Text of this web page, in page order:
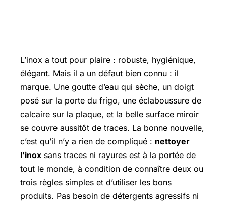
L’inox a tout pour plaire : robuste, hygiénique,
élégant. Mais il a un défaut bien connu : il
marque. Une goutte d’eau qui sèche, un doigt
posé sur la porte du frigo, une éclaboussure de
calcaire sur la plaque, et la belle surface miroir
se couvre aussitôt de traces. La bonne nouvelle,
c’est qu’il n’y a rien de compliqué : nettoyer
l’inox sans traces ni rayures est à la portée de
tout le monde, à condition de connaître deux ou
trois règles simples et d’utiliser les bons
produits. Pas besoin de détergents agressifs ni